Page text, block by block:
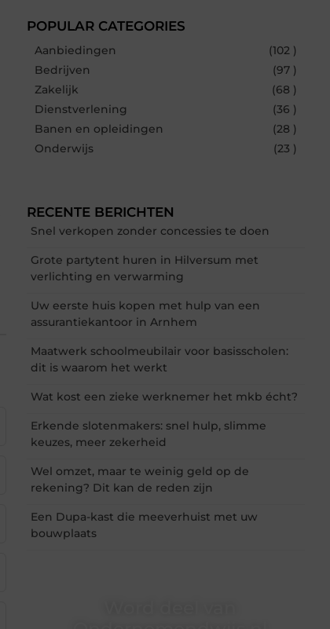
POPULAR CATEGORIES
Aanbiedingen
(102 )
Bedrijven
(97 )
Zakelijk
(68 )
Dienstverlening
(36 )
Banen en opleidingen
(28 )
Onderwijs
(23 )
RECENTE BERICHTEN
Snel verkopen zonder concessies te doen
Grote partytent huren in Hilversum met
verlichting en verwarming
Uw eerste huis kopen met hulp van een
assurantiekantoor in Arnhem
Maatwerk schoolmeubilair voor basisscholen:
dit is waarom het werkt
Wat kost een zieke werknemer het mkb écht?
Erkende slotenmakers: snel hulp, slimme
keuzes, meer zekerheid
Wel omzet, maar te weinig geld op de
rekening? Dit kan de reden zijn
Een Dupa-kast die meeverhuist met uw
bouwplaats